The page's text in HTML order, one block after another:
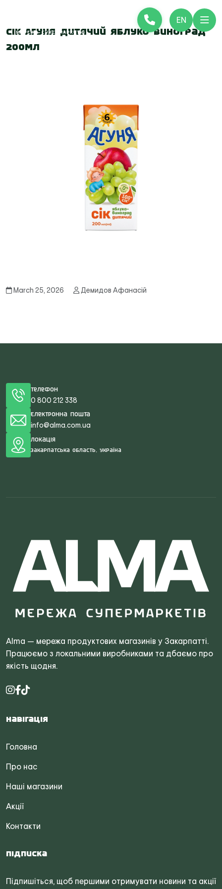
EN
Сік Агуня дитячий Яблуко виноград
200мл
March 25, 2026 Демидов Афанасій
Телефон
0 800 212 338
Електронна пошта
info@alma.com.ua
Локація
Закарпатська область, Україна
Alma — мережа продуктових магазинів у Закарпатті.
Працюємо з локальними виробниками та дбаємо про
якість щодня.
Навігація
Головна
Про нас
Наші магазини
Акції
Контакти
Підписка
Підпишіться, щоб першими отримувати новини та акції